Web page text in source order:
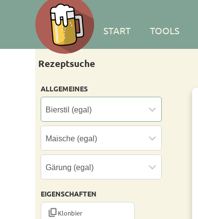
START TOOLS
Rezeptsuche
ALLGEMEINES
EIGENSCHAFTEN
CONTENT_COPYKlonbier